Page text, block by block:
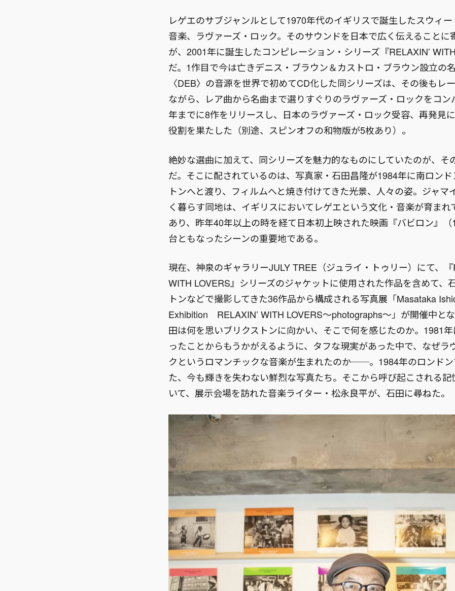
レゲエのサブジャンルとして1970年代のイギリスで誕生したスウィ
音楽、ラヴァーズ・ロック。そのサウンドを日本で広く伝えることに
が、2001年に誕生したコンピレーション・シリーズ『RELAXIN’ WITH
だ。1作目で今は亡きデニス・ブラウン＆カストロ・ブラウン設立の
〈DEB〉の音源を世界で初めてCD化した同シリーズは、その後もレ
ながら、レア曲から名曲まで選りすぐりのラヴァーズ・ロックをコン
年までに8作をリリースし、日本のラヴァーズ・ロック受容、再発見
役割を果たした（別途、スピンオフの和物版が5枚あり）。
絶妙な選曲に加えて、同シリーズを魅力的なものにしていたのが、そ
だ。そこに配されているのは、写真家・石田昌隆が1984年に南ロンド
トンへと渡り、フィルムへと焼き付けてきた光景、人々の姿。ジャマ
く暮らす同地は、イギリスにおいてレゲエという文化・音楽が育まれ
あり、昨年40年以上の時を経て日本初上映された映画『バビロン』
台ともなったシーンの重要地である。
現在、神泉のギャラリーJULY TREE（ジュライ・トゥリー）にて、『
WITH LOVERS』シリーズのジャケットに使用された作品を含めて、
トンなどで撮影してきた36作品から構成される写真展「Masataka
Exhibition RELAXIN’ WITH LOVERS～photographs～」が開催中と
田は何を思いブリクストンに向かい、そこで何を感じたのか。1981
ったことからもうかがえるように、タフな現実があった中で、なぜラ
クというロマンチックな音楽が生まれたのか──。1984年のロンド
た、今も輝きを失わない鮮烈な写真たち。そこから呼び起こされる記
いて、展示会場を訪れた音楽ライター・松永良平が、石田に尋ねた。